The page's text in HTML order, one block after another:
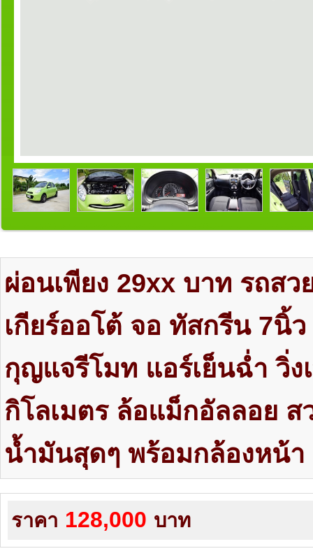
ผ่อนเพียง 29xx บาท รถสว
เกียร์ออโต้ จอ ทัสกรีน 7นิ้
กุญแจรีโมท แอร์เย็นฉ่ำ วิ่ง
กิโลเมตร ล้อแม็กอัลลอย
น้ำมันสุดๆ พร้อมกล้องหน้า
ราคา 128,000 บาท